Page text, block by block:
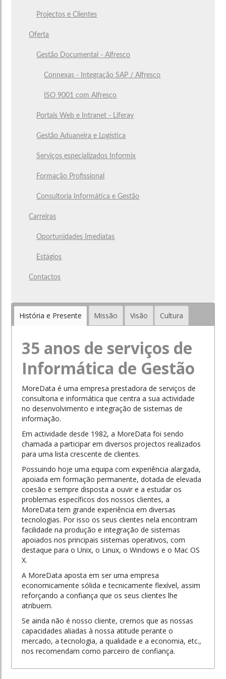
Projectos e Clientes
Oferta
Gestão Documental - Alfresco
Connexas - Integração SAP / Alfresco
ISO 9001 com Alfresco
Portais Web e Intranet - Liferay
Gestão Aduaneira e Logística
Serviços especializados Informix
Formação Profissional
Consultoria Informática e Gestão
Carreiras
Oportunidades Imediatas
Estágios
Contactos
História e Presente Missão Visão Cultura
35 anos de serviços de
Informática de Gestão
MoreData é uma empresa prestadora de serviços de
consultoria e informática que centra a sua actividade
no desenvolvimento e integração de sistemas de
informação.
Em actividade desde 1982, a MoreData foi sendo
chamada a participar em diversos projectos realizados
para uma lista crescente de clientes.
Possuindo hoje uma equipa com experiência alargada,
apoiada em formação permanente, dotada de elevada
coesão e sempre disposta a ouvir e a estudar os
problemas específicos dos nossos clientes, a
MoreData tem grande experiência em diversas
tecnologias. Por isso os seus clientes nela encontram
facilidade na produção e integração de sistemas
apoiados nos principais sistemas operativos, com
destaque para o Unix, o Linux, o Windows e o Mac OS
X.
A MoreData aposta em ser uma empresa
economicamente sólida e tecnicamente flexível, assim
reforçando a confiança que os seus clientes lhe
atribuem.
Se ainda não é nosso cliente, cremos que as nossas
capacidades aliadas à nossa atitude perante o
mercado, a tecnologia, a qualidade e a economia, etc.,
nos recomendam como parceiro de confiança.